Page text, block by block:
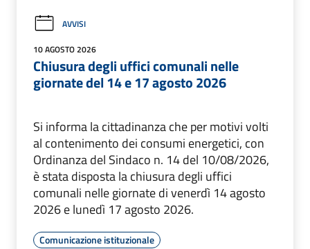
AVVISI
10 AGOSTO 2026
Chiusura degli uffici comunali nelle
giornate del 14 e 17 agosto 2026
Si informa la cittadinanza che per motivi volti
al contenimento dei consumi energetici, con
Ordinanza del Sindaco n. 14 del 10/08/2026,
è stata disposta la chiusura degli uffici
comunali nelle giornate di venerdì 14 agosto
2026 e lunedì 17 agosto 2026.
Comunicazione istituzionale